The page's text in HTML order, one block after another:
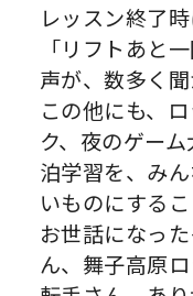
レッスン終了
「リフトあと
声が、数多く聞
この他にも、
ク、夜のゲー
泊学習を、み
いものにする
お世話になっ
ん、舞子高原